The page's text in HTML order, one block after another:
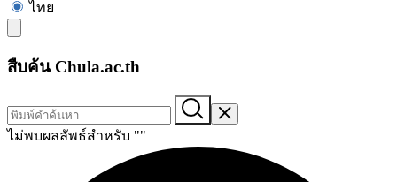
ไทย
สืบค้น Chula.ac.th
ไม่พบผลลัพธ์สำหรับ ""